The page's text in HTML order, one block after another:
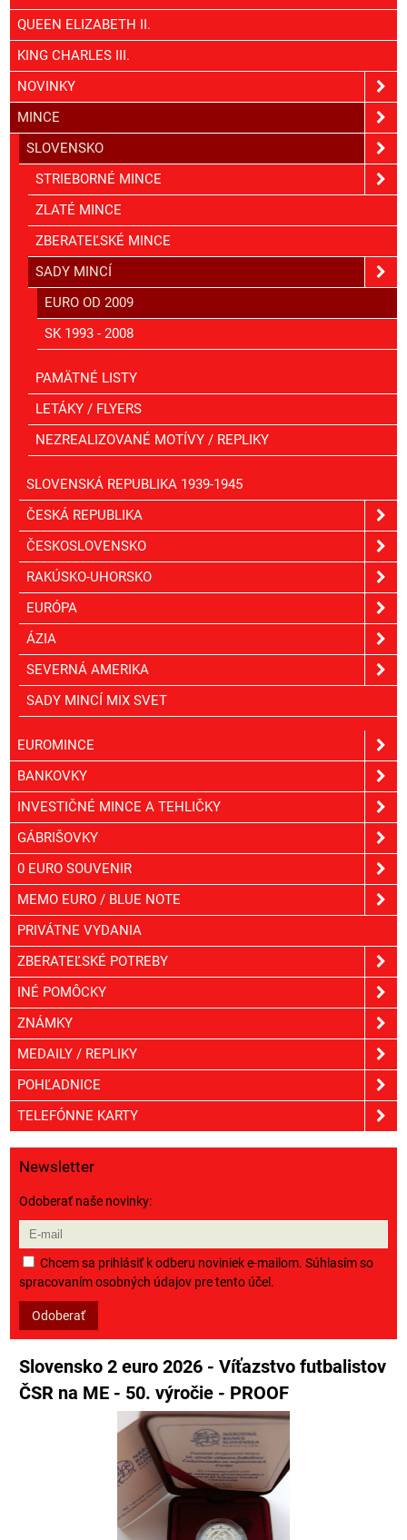
QUEEN ELIZABETH II.
KING CHARLES III.
NOVINKY
MINCE
SLOVENSKO
STRIEBORNÉ MINCE
ZLATÉ MINCE
ZBERATEĽSKÉ MINCE
SADY MINCÍ
EURO OD 2009
SK 1993 - 2008
PAMÄTNÉ LISTY
LETÁKY / FLYERS
NEZREALIZOVANÉ MOTÍVY / REPLIKY
SLOVENSKÁ REPUBLIKA 1939-1945
ČESKÁ REPUBLIKA
ČESKOSLOVENSKO
RAKÚSKO-UHORSKO
EURÓPA
ÁZIA
SEVERNÁ AMERIKA
SADY MINCÍ MIX SVET
EUROMINCE
BANKOVKY
INVESTIČNÉ MINCE A TEHLIČKY
GÁBRIŠOVKY
0 EURO SOUVENIR
MEMO EURO / BLUE NOTE
PRIVÁTNE VYDANIA
ZBERATEĽSKÉ POTREBY
INÉ POMÔCKY
ZNÁMKY
MEDAILY / REPLIKY
POHĽADNICE
TELEFÓNNE KARTY
Newsletter
Odoberať naše novinky:
Chcem sa prihlásiť k odberu noviniek e-mailom. Súhlasím so
spracovaním osobných údajov pre tento účel.
Odoberať
Slovensko 2 euro 2026 - Víťazstvo futbalistov
ČSR na ME - 50. výročie - PROOF